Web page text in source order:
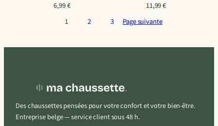
6,99€ 11,99€
1
2 3 Page suivante
Des chaussettes pensées pour votre confort et votre bien-être.
Entreprise belge — service client sous 48 h.